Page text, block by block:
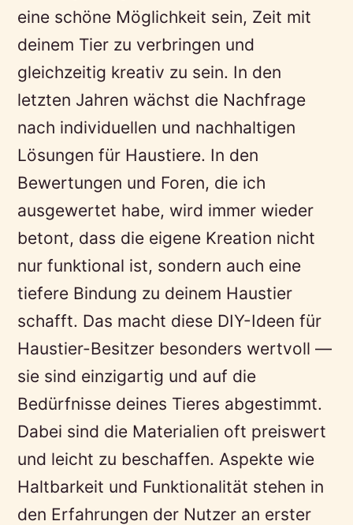
eine schöne Möglichkeit sein, Zeit mit
deinem Tier zu verbringen und
gleichzeitig kreativ zu sein. In den
letzten Jahren wächst die Nachfrage
nach individuellen und nachhaltigen
Lösungen für Haustiere. In den
Bewertungen und Foren, die ich
ausgewertet habe, wird immer wieder
betont, dass die eigene Kreation nicht
nur funktional ist, sondern auch eine
tiefere Bindung zu deinem Haustier
schafft. Das macht diese DIY-Ideen für
Haustier-Besitzer besonders wertvoll —
sie sind einzigartig und auf die
Bedürfnisse deines Tieres abgestimmt.
Dabei sind die Materialien oft preiswert
und leicht zu beschaffen. Aspekte wie
Haltbarkeit und Funktionalität stehen in
den Erfahrungen der Nutzer an erster